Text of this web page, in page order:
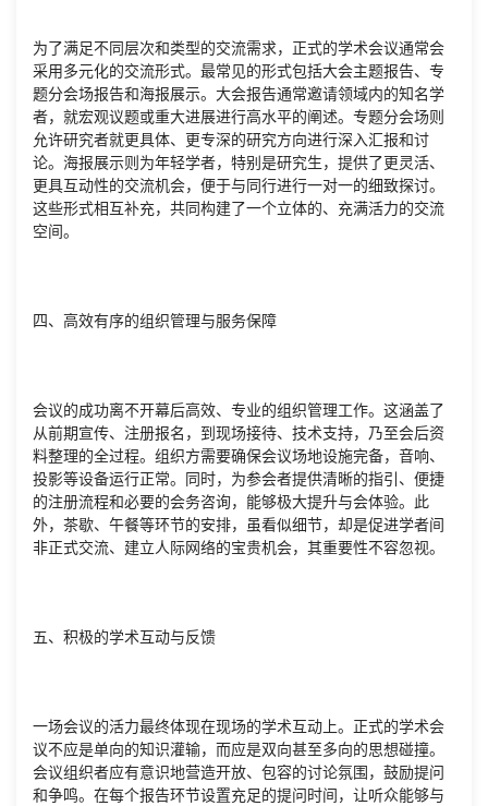
为了满足不同层次和类型的交流需求，正式的学术会议通常会
采用多元化的交流形式。最常见的形式包括大会主题报告、专
题分会场报告和海报展示。大会报告通常邀请领域内的知名学
者，就宏观议题或重大进展进行高水平的阐述。专题分会场则
允许研究者就更具体、更专深的研究方向进行深入汇报和讨
论。海报展示则为年轻学者，特别是研究生，提供了更灵活、
更具互动性的交流机会，便于与同行进行一对一的细致探讨。
这些形式相互补充，共同构建了一个立体的、充满活力的交流
空间。
四、高效有序的组织管理与服务保障
会议的成功离不开幕后高效、专业的组织管理工作。这涵盖了
从前期宣传、注册报名，到现场接待、技术支持，乃至会后资
料整理的全过程。组织方需要确保会议场地设施完备，音响、
投影等设备运行正常。同时，为参会者提供清晰的指引、便捷
的注册流程和必要的会务咨询，能够极大提升与会体验。此
外，茶歇、午餐等环节的安排，虽看似细节，却是促进学者间
非正式交流、建立人际网络的宝贵机会，其重要性不容忽视。
五、积极的学术互动与反馈
一场会议的活力最终体现在现场的学术互动上。正式的学术会
议不应是单向的知识灌输，而应是双向甚至多向的思想碰撞。
会议组织者应有意识地营造开放、包容的讨论氛围，鼓励提问
和争鸣。在每个报告环节设置充足的提问时间，让听众能够与